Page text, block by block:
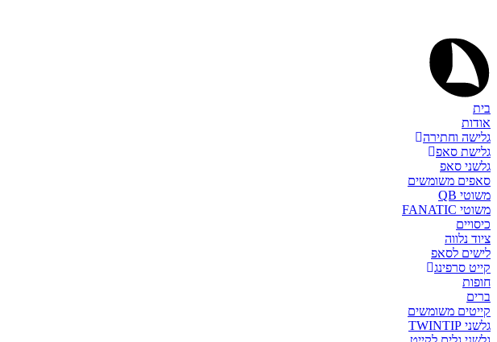
בית
אודות
גלישה וחתירה
גלישת סאפ
גלשני סאפ
סאפים משומשים
משוטי QB
משוטי FANATIC
כיסויים
ציוד נלווה
לישים לסאפ
קייט סרפינג
חופות
ברים
קייטים משומשים
גלשני TWINTIP